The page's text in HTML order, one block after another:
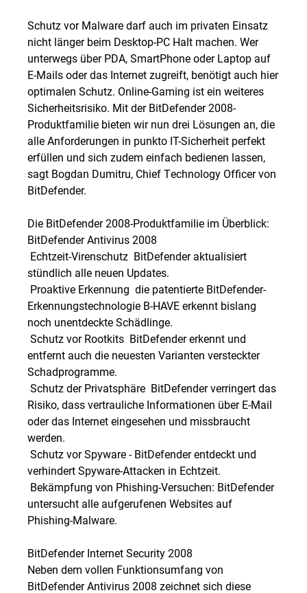
Schutz vor Malware darf auch im privaten Einsatz
nicht länger beim Desktop-PC Halt machen. Wer
unterwegs über PDA, SmartPhone oder Laptop auf
E-Mails oder das Internet zugreift, benötigt auch hier
optimalen Schutz. Online-Gaming ist ein weiteres
Sicherheitsrisiko. Mit der BitDefender 2008-
Produktfamilie bieten wir nun drei Lösungen an, die
alle Anforderungen in punkto IT-Sicherheit perfekt
erfüllen und sich zudem einfach bedienen lassen,
sagt Bogdan Dumitru, Chief Technology Officer von
BitDefender.
Die BitDefender 2008-Produktfamilie im Überblick:
BitDefender Antivirus 2008
 Echtzeit-Virenschutz  BitDefender aktualisiert
stündlich alle neuen Updates.
 Proaktive Erkennung  die patentierte BitDefender-
Erkennungstechnologie B-HAVE erkennt bislang
noch unentdeckte Schädlinge.
 Schutz vor Rootkits  BitDefender erkennt und
entfernt auch die neuesten Varianten versteckter
Schadprogramme.
 Schutz der Privatsphäre  BitDefender verringert das
Risiko, dass vertrauliche Informationen über E-Mail
oder das Internet eingesehen und missbraucht
werden.
 Schutz vor Spyware - BitDefender entdeckt und
verhindert Spyware-Attacken in Echtzeit.
 Bekämpfung von Phishing-Versuchen: BitDefender
untersucht alle aufgerufenen Websites auf
Phishing-Malware.
BitDefender Internet Security 2008
Neben dem vollen Funktionsumfang von
BitDefender Antivirus 2008 zeichnet sich diese